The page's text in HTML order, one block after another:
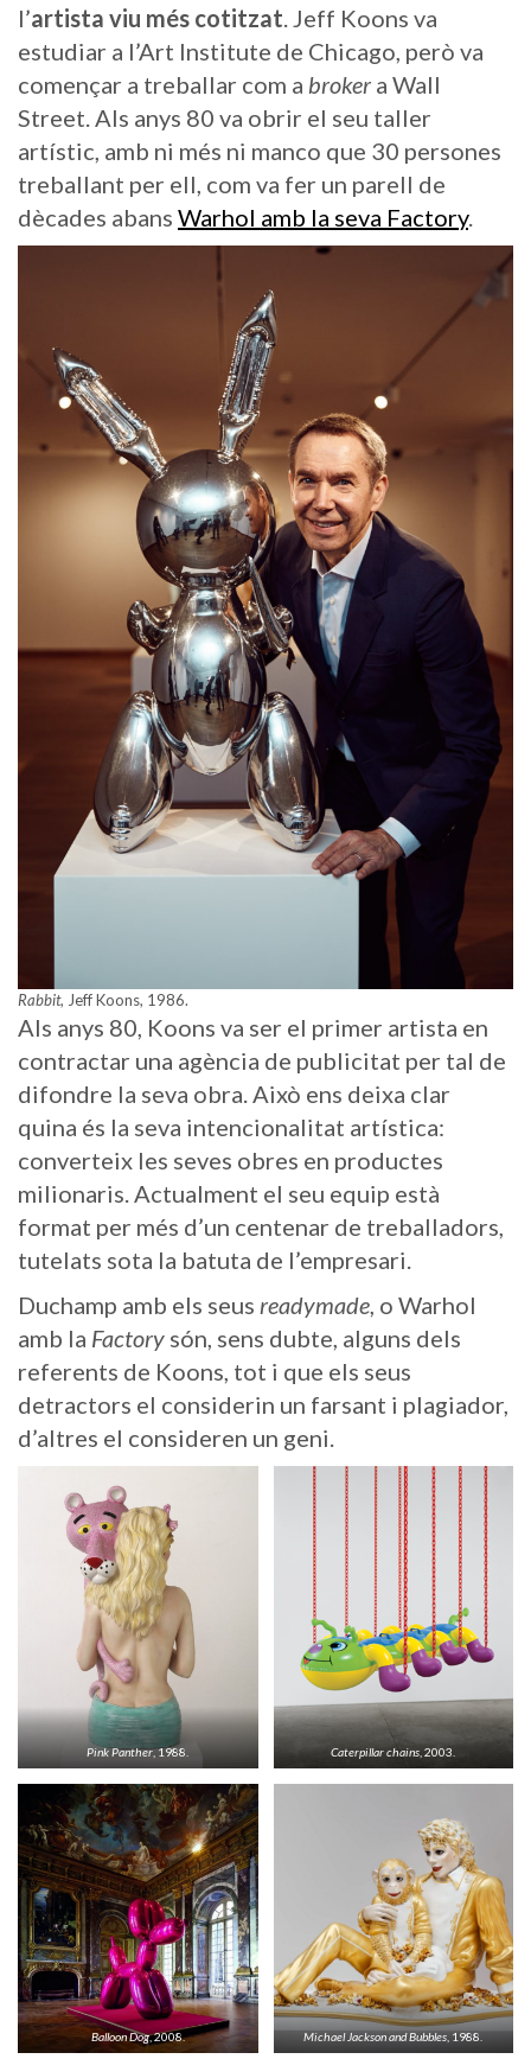
l’artista viu més cotitzat. Jeff Koons va
estudiar a l’Art Institute de Chicago, però va
començar a treballar com a broker a Wall
Street. Als anys 80 va obrir el seu taller
artístic, amb ni més ni manco que 30 persones
treballant per ell, com va fer un parell de
dècades abans Warhol amb la seva Factory.
Rabbit, Jeff Koons, 1986.
Als anys 80, Koons va ser el primer artista en
contractar una agència de publicitat per tal de
difondre la seva obra. Això ens deixa clar
quina és la seva intencionalitat artística:
converteix les seves obres en productes
milionaris. Actualment el seu equip està
format per més d’un centenar de treballadors,
tutelats sota la batuta de l’empresari.
Duchamp amb els seus readymade, o Warhol
amb la Factory són, sens dubte, alguns dels
referents de Koons, tot i que els seus
detractors el considerin un farsant i plagiador,
d’altres el consideren un geni.
Pink Panther, 1988. Caterpillar chains , 2003.
Balloon Dog, 2008. Michael Jackson and Bubbles , 1988.